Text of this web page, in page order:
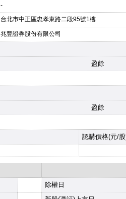
-
台北市中正區忠孝東路二段95號1樓
兆豐證券股份有限公司
盈餘
盈餘
認購價格(元/
除權日